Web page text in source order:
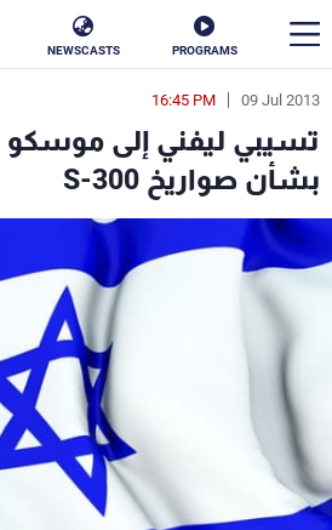
PROGRAMS
NEWSCASTS
09 Jul 2013
16:45 PM
تسيبي ليفني إلى موسكو
بشأن صواريخ S-300
en
الأخبار
سياسة ناس
إقتصاد فن
رياضة
كأس العالم
البرامج